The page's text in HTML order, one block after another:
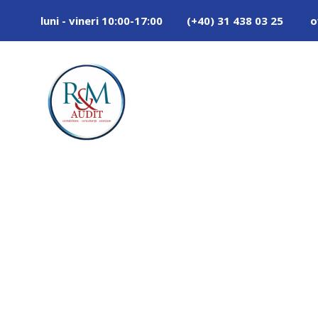
luni - vineri 10:00-17:00 (+40) 31 438 03 25